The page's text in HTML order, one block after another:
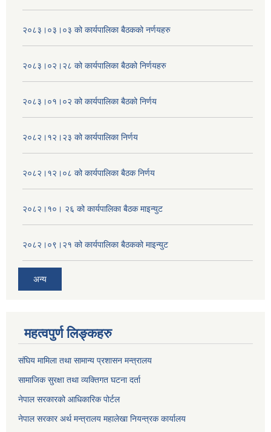
२०८३।०३।०३ को कार्यपालिका बैठकको नर्णयहरु
२०८३।०२।२८ को कार्यपालिका बैठको निर्णयहरु
२०८३।०१।०२ को कार्यपालिका बैठको निर्णय
२०८२।१२।२३ को कार्यपालिका निर्णय
२०८२।१२।०८ को कार्यपालिका बैठक निर्णय
२०८२।१०। २६ को कार्यपालिका बैठक माइन्युट
२०८२।०९।२१ को कार्यपालिका बैठकको माइन्युट
अन्य
महत्वपुर्ण लिङ्कहरु
संघिय मामिला तथा सामान्य प्रशासन मन्त्रालय
सामाजिक सुरक्षा तथा व्यक्तिगत घटना दर्ता
नेपाल सरकारको आधिकारिक पोर्टल
नेपाल सरकार अर्थ मन्त्रालय महालेखा नियन्त्रक कार्यालय